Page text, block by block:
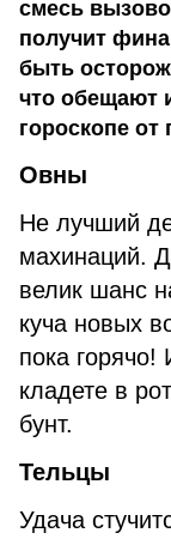
смесь
получит
быть
что обещают
гороскопе
Овны
Не лучший
махинаций.
велик шанс
куча новых
пока
кладете в
бунт.
Тельцы
Удача